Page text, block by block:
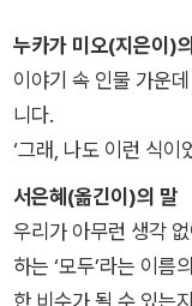
는 편지』 『개인적인 체
이여, 안녕!』 『회복하
지), 『라쇼몬』(아쿠타
타로), 『시의 힘』(서경
탱크를 응시하며』(가
리말로 옮겼다.
누카가 미오(지은이)
이야기 속 인물 가운
니다.
‘그래, 나도 이런 식이
아무도 다치지 않을
겠습니다.
서은혜(옮긴이)의 말
우리가 아무런 생각
하는 ‘모두’라는 이름
한 비수가 될 수 있는